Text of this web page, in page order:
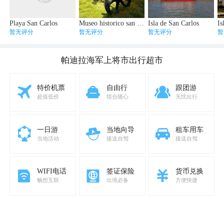
Playa San Carlos
暂无评分 暂无评分
Isla de San Carlos
暂无评分
帕迪拉海军上将市出行超市
特价机票
超值低价
自由行
组合随心
跟团游
无忧出行
一日游
当地活动
当地向导
接送自驾
租车用车
接送自驾
WIFI电话
畅想互联
签证保险
出境必备
货币兑换
方便快捷